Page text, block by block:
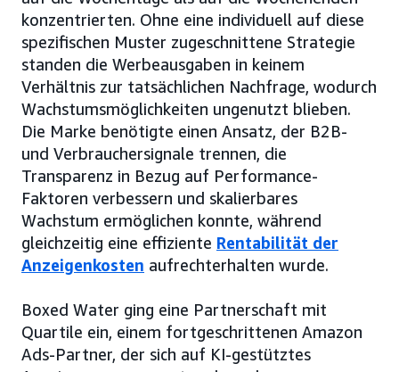
konzentrierten. Ohne eine individuell auf diese
spezifischen Muster zugeschnittene Strategie
standen die Werbeausgaben in keinem
Verhältnis zur tatsächlichen Nachfrage, wodurch
Wachstumsmöglichkeiten ungenutzt blieben.
Die Marke benötigte einen Ansatz, der B2B-
und Verbrauchersignale trennen, die
Transparenz in Bezug auf Performance-
Faktoren verbessern und skalierbares
Wachstum ermöglichen konnte, während
gleichzeitig eine effiziente Rentabilität der
Anzeigenkosten aufrechterhalten wurde.
Boxed Water ging eine Partnerschaft mit
Quartile ein, einem fortgeschrittenen Amazon
Ads-Partner, der sich auf KI-gestütztes